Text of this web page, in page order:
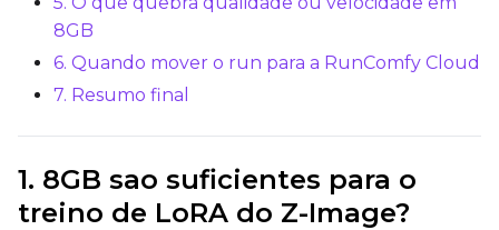
Optimizer
8GB
6. Quando mover o run para a RunComfy Cloud
7. Resumo final
1. 8GB sao suficientes para o
treino de LoRA do Z-Image?